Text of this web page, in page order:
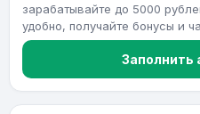
зарабатывайте до 5000
удобно, получайте бонусы и
Заполнить